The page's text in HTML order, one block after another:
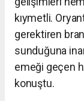
kıymetli.
gerektiren
sunduğuna
emeği geçen
konuştu.